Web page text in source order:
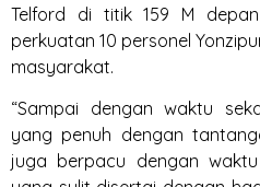
Telford di titik 159 M
perkuatan 10 personel
masyarakat.
“Sampai dengan waktu
yang penuh dengan
juga berpacu dengan